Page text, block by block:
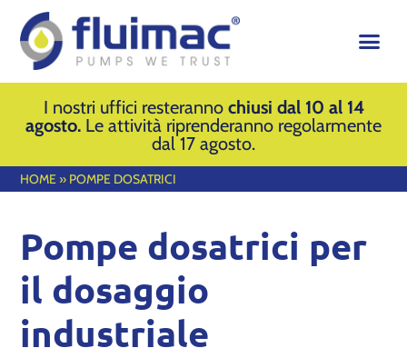
I nostri uffici resteranno chiusi dal 10 al 14
agosto. Le attività riprenderanno regolarmente
dal 17 agosto.
HOME » POMPE DOSATRICI
Pompe dosatrici per
il dosaggio
industriale